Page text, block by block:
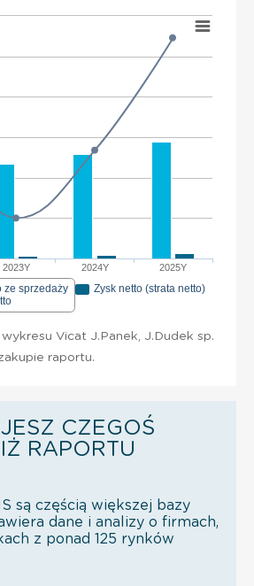
2023Y 2024Y 2025Y
ze sprzedaży
Zysk netto (strata netto)
Vicat J.Panek, J.Dudek sp.
raportu.
CZEGOŚ
RAPORTU
są częścią większej bazy
dane i analizy o firmach,
z ponad 125 rynków